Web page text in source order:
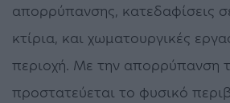
απορρύπανσης, κατεδαφίσεις
κτίρια, και χωματουργικές
περιοχή. Με την απορρύπανση
προστατεύεται το φυσικό